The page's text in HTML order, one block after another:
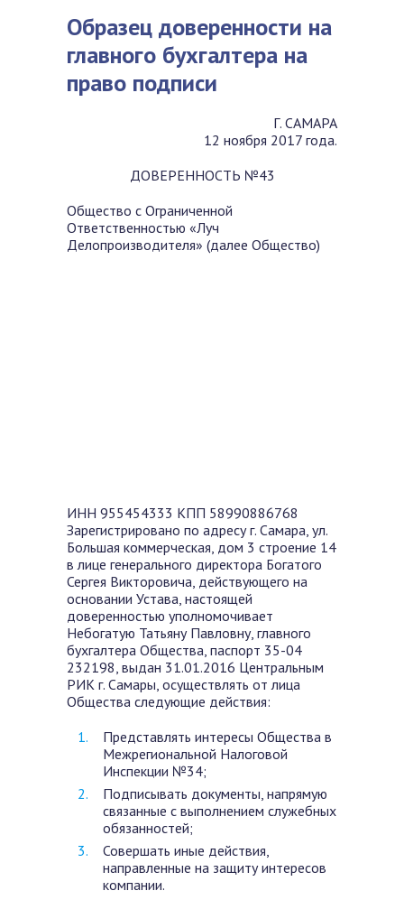
Образец доверенности на
главного бухгалтера на
право подписи
Г. САМАРА
12 ноября 2017 года.
ДОВЕРЕННОСТЬ №43
Общество с Ограниченной
Ответственностью «Луч
Делопроизводителя» (далее Общество)
ИНН 955454333 КПП 58990886768
Зарегистрировано по адресу г. Самара, ул.
Большая коммерческая, дом 3 строение 14
в лице генерального директора Богатого
Сергея Викторовича, действующего на
основании Устава, настоящей
доверенностью уполномочивает
Небогатую Татьяну Павловну, главного
бухгалтера Общества, паспорт 35-04
232198, выдан 31.01.2016 Центральным
РИК г. Самары, осуществлять от лица
Общества следующие действия:
Представлять интересы Общества в
Межрегиональной Налоговой
Инспекции №34;
Подписывать документы, напрямую
связанные с выполнением служебных
обязанностей;
Совершать иные действия,
направленные на защиту интересов
компании.